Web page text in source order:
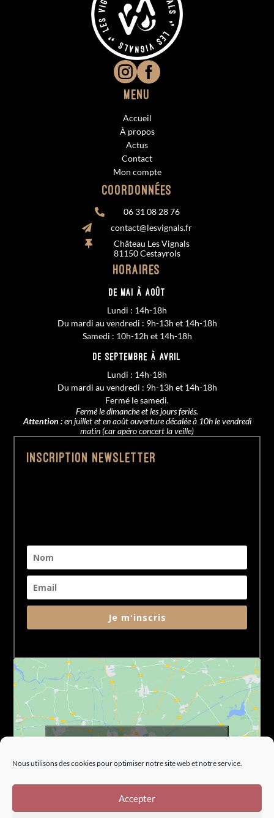
Nous utilisons des cookies pour optimiser notre site web et notre service.
Accepter

Menu
Accueil
À propos
Actus
Contact
Mon compte
Coordonnées
 06 31 08 28 76
 contact@lesvignals.fr

Château Les Vignals
81150 Cestayrols
Horaires
De MAI à AOÛT
Lundi : 14h-18h
Du mardi au vendredi : 9h-13h et 14h-18h
Samedi : 10h-12h et 14h-18h
De SEPTEMBRE à AVRIL
Lundi : 14h-18h
Du mardi au vendredi : 9h-13h et 14h-18h
Fermé le samedi.
Fermé le dimanche et les jours feriés.
Attention :en juillet et en août ouverture décalée à 10h le vendredi
matin (car apéro concert la veille)
Inscription Newsletter
Je m'inscris
Cliquez pour accepter les cookies marketing